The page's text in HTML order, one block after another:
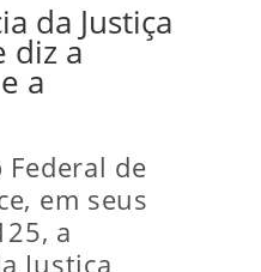
da Justiça
diz a
a
de
em seus
a
Justiça